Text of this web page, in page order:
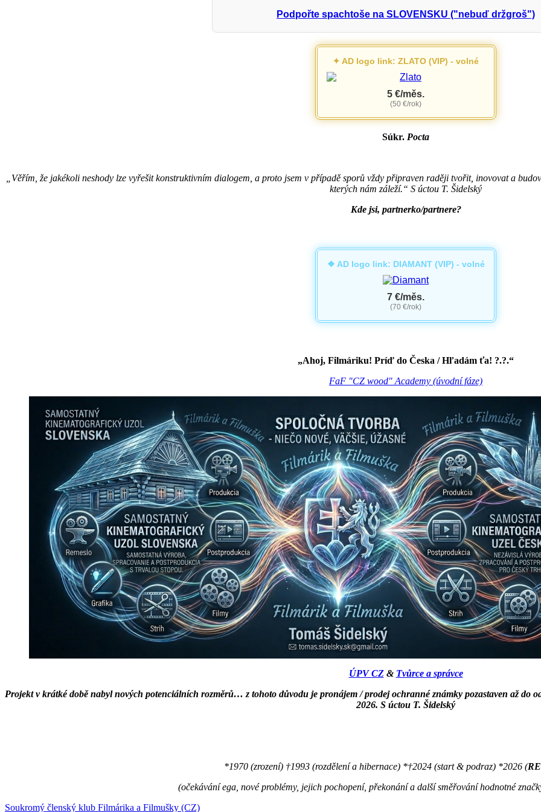
Podpořte spachtoše na SLOVENSKU ("nebuď držgroš")
✦ AD logo link: ZLATO (VIP) - volné
5 €/měs.
(50 €/rok)
Súkr. Pocta
„Věřím, že jakékoli neshody lze vyřešit konstruktivním dialogem, a proto jsem v případě sporů vždy připraven raději tvořit, inovovat a
kterých nám záleží.“ S úctou T. Šidelský
Kde jsi, partnerko/partnere?
❖ AD logo link: DIAMANT (VIP) - volné
7 €/měs.
(70 €/rok)
„Ahoj, Filmáriku! Príď do Česka / Hľadám ťa! ?.?.“
FaF "CZ wood" Academy (úvodní fáze)
ÚPV CZ & Tvůrce a správce
Projekt v krátké době nabyl nových potenciálních rozměrů… z tohoto důvodu je pronájem / prodej ochranné známky pozastaven až do
2026. S úctou T. Šidelský
*1970 (zrození) †1993 (rozdělení a hibernace) *†2024 (start & podraz) *2026 (RE
(očekávání ega, nové problémy, jejich pochopení, překonání a další směřování hodnotné
Soukromý členský klub Filmárika a Filmušky (CZ)